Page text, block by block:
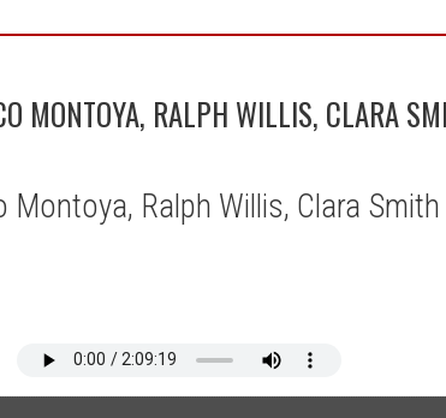
MONTOYA, RALPH WILLIS, CLARA
Montoya, Ralph Willis, Clara